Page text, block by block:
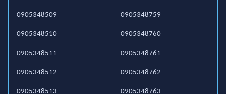
0905348509
0905348510
0905348511
0905348512
0905348513
0905348759
0905348760
0905348761
0905348762
0905348763